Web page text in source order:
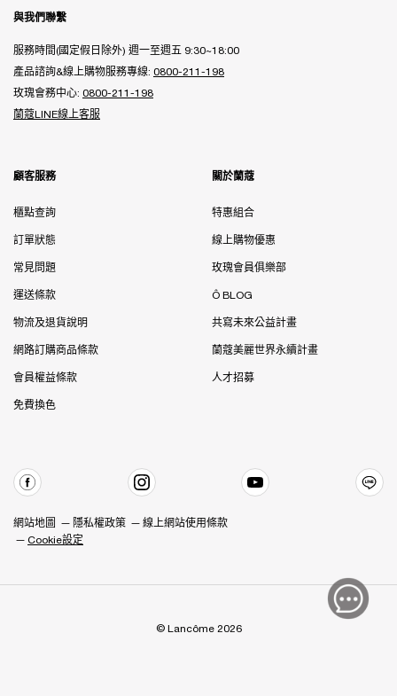
與我們聯繫
服務時間(國定假日除外) 週一至週五 9:30~18:00
產品諮詢&線上購物服務專線: 0800-211-198
玫瑰會務中心: 0800-211-198
蘭蔻LINE線上客服
顧客服務
櫃點查詢
訂單狀態
常見問題
運送條款
物流及退貨說明
網路訂購商品條款
會員權益條款
免費換色
關於蘭蔻
特惠組合
線上購物優惠
玫瑰會員俱樂部
Ô BLOG
共寫未來公益計畫
蘭蔻美麗世界永續計畫
人才招募
網站地圖 隱私權政策
線上網站使用條款
Cookie設定
© Lancôme 2026